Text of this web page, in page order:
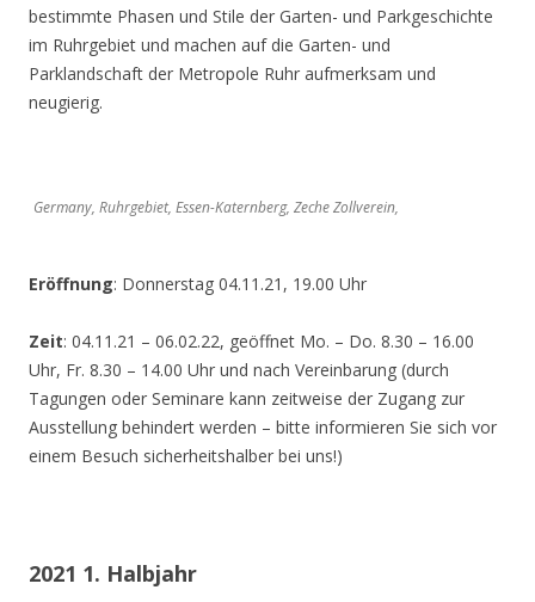
bestimmte Phasen und Stile der Garten- und Parkgeschichte
im Ruhrgebiet und machen auf die Garten- und
Parklandschaft der Metropole Ruhr aufmerksam und
neugierig.
Germany, Ruhrgebiet, Essen-Katernberg, Zeche Zollverein,
Eröffnung: Donnerstag 04.11.21, 19.00 Uhr
Zeit: 04.11.21 – 06.02.22, geöffnet Mo. – Do. 8.30 – 16.00
Uhr, Fr. 8.30 – 14.00 Uhr und nach Vereinbarung (durch
Tagungen oder Seminare kann zeitweise der Zugang zur
Ausstellung behindert werden – bitte informieren Sie sich vor
einem Besuch sicherheitshalber bei uns!)
2021 1. Halbjahr